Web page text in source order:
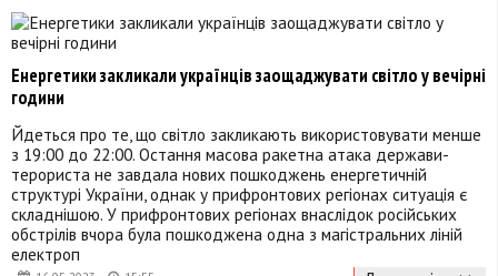
Енергетики закликали українців заощаджувати світло у вечірні
години
Йдеться про те, що світло закликають використовувати менше
з 19:00 до 22:00. Остання масова ракетна атака держави-
терориста не завдала нових пошкоджень енергетичній
структурі України, однак у прифронтових регіонах ситуація є
складнішою. У прифронтових регіонах внаслідок російських
обстрілів вчора була пошкоджена одна з магістральних ліній
електроп